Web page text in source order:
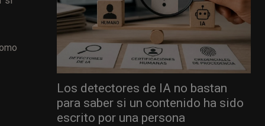
Los detectores de IA no bastan
para saber si un contenido ha sido
escrito por una persona